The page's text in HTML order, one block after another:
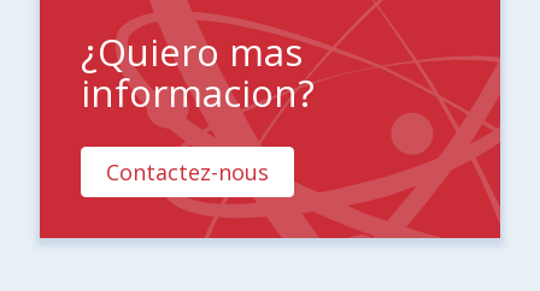
¿Quiero mas
informacion?
Contactez-nous